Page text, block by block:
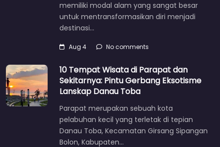
memiliki modal alam yang sangat besar
untuk mentransformasikan diri menjadi
destinasi…
Aug 4 No comments
10 Tempat Wisata di Parapat dan
Sekitarnya: Pintu Gerbang Eksotisme
Lanskap Danau Toba
Parapat merupakan sebuah kota
pelabuhan kecil yang terletak di tepian
Danau Toba, Kecamatan Girsang Sipangan
Bolon, Kabupaten…